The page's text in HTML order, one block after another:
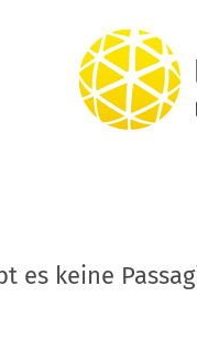
es keine